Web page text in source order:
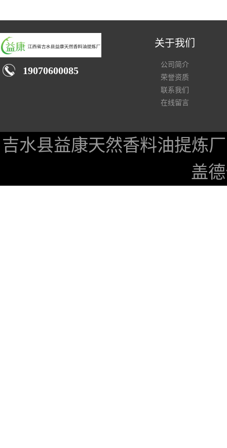
19070600085
关于我们
公司简介
荣誉资质
联系我们
在线留言
吉水县益康天然香料油提炼厂
盖